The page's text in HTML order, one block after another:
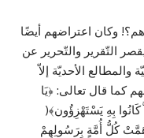
وكان اعتراضهم أيضًا
التّقرير والتّحرير عن
الأحديّة إلاّ
كما قال تعالى: ﴿يَا
بِهِ يَسْتَهْزِؤُون﴾(
كُلُّ أُمَّةٍ بِرَسُولِهِمْ